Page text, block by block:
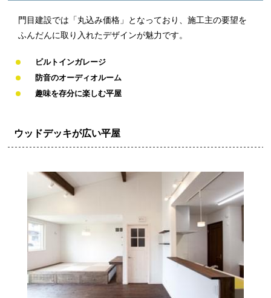
門目建設では「丸込み価格」となっており、施工主の要望を
ふんだんに取り入れたデザインが魅力です。
ビルトインガレージ
防音のオーディオルーム
趣味を存分に楽しむ平屋
ウッドデッキが広い平屋